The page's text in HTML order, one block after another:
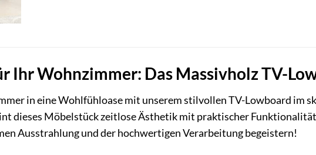
Ihr Wohnzimmer: Das Massivholz TV-
in eine Wohlfühloase mit unserem stilvollen TV-Lowboard im
dieses Möbelstück zeitlose Ästhetik mit praktischer
Ausstrahlung und der hochwertigen Verarbeitung begeistern!